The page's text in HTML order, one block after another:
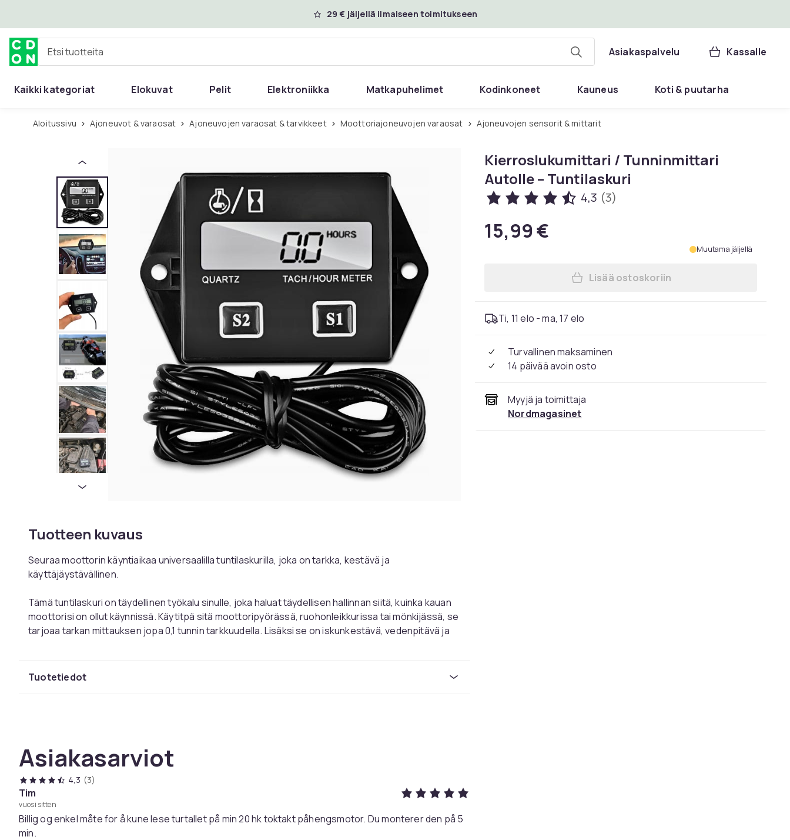
29 € jäljellä ilmaiseen toimitukseen
Etsi tuotteita Asiakaspalvelu Kassalle
Kaikki kategoriat Elokuvat Pelit Elektroniikka Matkapuhelimet Kodinkoneet Kauneus Koti & puutarha
Aloitussivu Ajoneuvot & varaosat Ajoneuvojen varaosat & tarvikkeet Moottoriajoneuvojen varaosat Ajoneuvojen sensorit & mittarit
Tuotteen kuvaus
Seuraa moottorin käyntiaikaa universaalilla tuntilaskurilla, joka on tarkka, kestävä ja
käyttäjäystävällinen.
Tämä tuntilaskuri on täydellinen työkalu sinulle, joka haluat täydellisen hallinnan siitä, kuinka kauan
moottorisi on ollut käynnissä. Käytitpä sitä moottoripyörässä, ruohonleikkurissa tai mönkijässä, se
tarjoaa tarkan mittauksen jopa 0,1 tunnin tarkkuudella. Lisäksi se on iskunkestävä, vedenpitävä ja
Sopii kaikille 2- ja 4-sylinterisille polttomoottoreille
Materiaali: Kovamuovi
Koko: 7,5 x 4,5 x 2 cm
Tuotetiedot
Asiakasarviot
4,3 (3)
Tim
vuosi sitten
Billig og enkel måte for å kune lese turtallet på min 20 hk toktakt påhengsmotor. Du monterer den på 5
min.
Kierroslukumittari / Tunninmittari
Autolle – Tuntilaskuri
4,3 (3)
15,99 €
Muutama jäljellä
Lisää Kierroslukumittari /
Lisää ostoskoriin
Ti, 11 elo - ma, 17 elo
Turvallinen maksaminen
14 päivää avoin osto
Myyjä ja toimittaja
Nordmagasinet